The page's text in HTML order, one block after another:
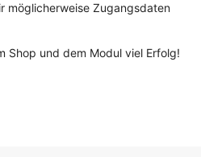
möglicherweise Zugangsdaten
Shop und dem Modul viel Erfolg!